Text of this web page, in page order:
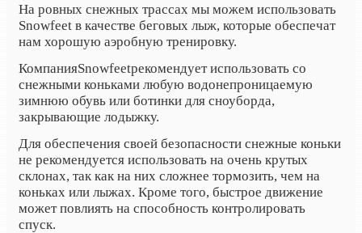
На ровных снежных трассах мы можем использовать
Snowfeet в качестве беговых лыж, которые обеспечат
нам хорошую аэробную тренировку.
КомпанияSnowfeetрекомендует использовать со
снежными коньками любую водонепроницаемую
зимнюю обувь или ботинки для сноуборда,
закрывающие лодыжку.
Для обеспечения своей безопасности снежные коньки
не рекомендуется использовать на очень крутых
склонах, так как на них сложнее тормозить, чем на
коньках или лыжах. Кроме того, быстрое движение
может повлиять на способность контролировать
спуск.